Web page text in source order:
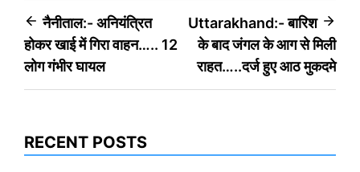
Post
navigation
नैनीताल:- अनियंत्रित
होकर खाई में गिरा वाहन….. 12
लोग गंभीर घायल
Uttarakhand:- बारिश
के बाद जंगल के आग से मिली
राहत…..दर्ज हुए आठ मुकदमे
RECENT POSTS